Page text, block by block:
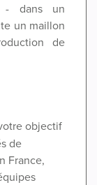
- dans un
un maillon
de
objectif
de
France,